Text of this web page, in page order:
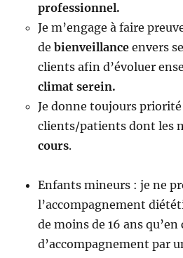
professionnel.
Je m’engage à faire
debienveillance envers
clients afin d’évoluer
climat serein.
Je donne toujours
clients/patients dont les
cours.
Enfants mineurs : je ne
l’accompagnement
de moins de 16 ans qu’en
d’accompagnement par